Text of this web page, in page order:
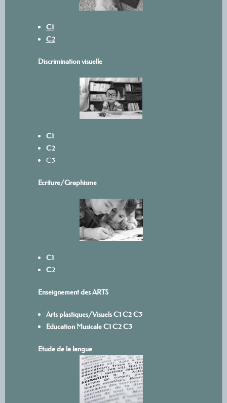
C1
C2
Discrimination visuelle
C1
C2
C3
Ecriture/Graphisme
C1
C2
Enseignement des ARTS
Arts plastiques/VisuelsC1C2C3
Education MusicaleC1C2C3
Etude de la langue